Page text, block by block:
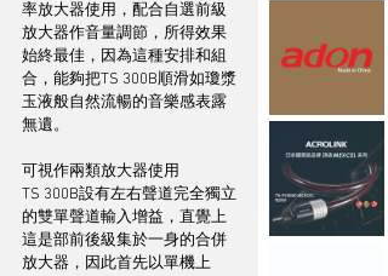
率放大器使用，配合自選前級
放大器作音量調節，所得效果
始終最佳，因為這種安排和組
合，能夠把TS 300B順滑如瓊漿
玉液般自然流暢的音樂感表露
無遺。
可視作兩類放大器使用
TS 300B設有左右聲道完全獨立
的雙單聲道輸入增益，直覺上
這是部前後級集於一身的合併
放大器，因此首先以單機上